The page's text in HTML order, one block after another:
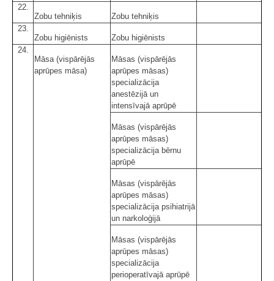
22.
Zobu tehniķis
Zobu tehniķis
23.
Zobu higiēnists
Zobu higiēnists
24.
Māsa (vispārējās
aprūpes māsa)
Māsas (vispārējās
aprūpes māsas)
specializācija
anestēzijā un
intensīvajā aprūpē
Māsas (vispārējās
aprūpes māsas)
specializācija bērnu
aprūpē
Māsas (vispārējās
aprūpes māsas)
specializācija psihiatrijā
un narkoloģijā
Māsas (vispārējās
aprūpes māsas)
specializācija
perioperatīvajā aprūpē